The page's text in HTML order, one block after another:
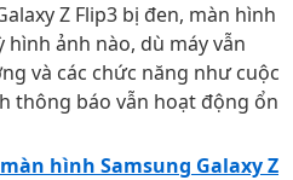
Z Flip3 bị đen, màn hình
ảnh nào, dù máy vẫn
và các chức năng như cuộc
thông báo vẫn hoạt động ổn
hình Samsung Galaxy Z